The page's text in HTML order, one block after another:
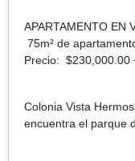
APARTAMENTO EN
75m² de
Precio: $230,000.00
Colonia Vista
encuentra el parque